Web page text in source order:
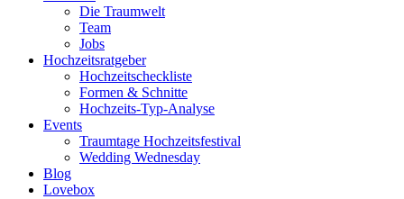
Die Traumwelt
Team
Jobs
Hochzeitsratgeber
Hochzeitscheckliste
Formen & Schnitte
Hochzeits-Typ-Analyse
Events
Traumtage Hochzeitsfestival
Wedding Wednesday
Blog
Lovebox